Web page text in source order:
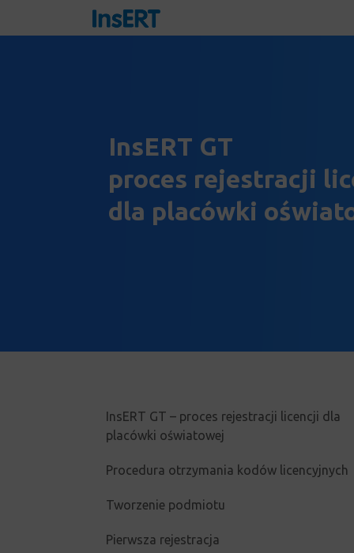
InsERT GT
proces rejestracji
dla placówki
InsERT GT – proces rejestracji licencji dla
placówki oświatowej
Procedura otrzymania kodów licencyjnych
Tworzenie podmiotu
Pierwsza rejestracja